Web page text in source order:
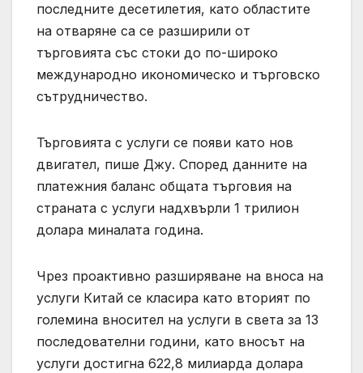
последните десетилетия, като областите
на отваряне са се разширили от
търговията със стоки до по-широко
международно икономическо и търговско
сътрудничество.
Търговията с услуги се появи като нов
двигател, пише Джу. Според данните на
платежния баланс общата търговия на
страната с услуги надхвърли 1 трилион
долара миналата година.
Чрез проактивно разширяване на вноса на
услуги Китай се класира като вторият по
големина вносител на услуги в света за 13
последователни години, като вносът на
услуги достигна 622,8 милиарда долара